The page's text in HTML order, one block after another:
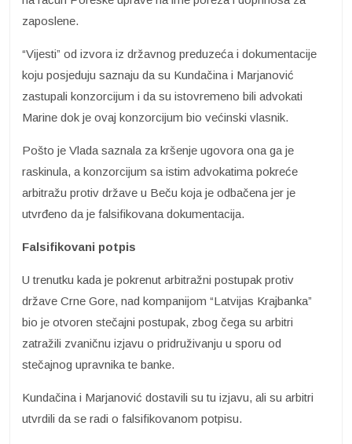
zaposlene.
“Vijesti” od izvora iz državnog preduzeća i dokumentacije
koju posjeduju saznaju da su Kundačina i Marjanović
zastupali konzorcijum i da su istovremeno bili advokati
Marine dok je ovaj konzorcijum bio većinski vlasnik.
Pošto je Vlada saznala za kršenje ugovora ona ga je
raskinula, a konzorcijum sa istim advokatima pokreće
arbitražu protiv države u Beču koja je odbačena jer je
utvrđeno da je falsifikovana dokumentacija.
Falsifikovani potpis
U trenutku kada je pokrenut arbitražni postupak protiv
države Crne Gore, nad kompanijom “Latvijas Krajbanka”
bio je otvoren stečajni postupak, zbog čega su arbitri
zatražili zvaničnu izjavu o pridruživanju u sporu od
stečajnog upravnika te banke.
Kundačina i Marjanović dostavili su tu izjavu, ali su arbitri
utvrdili da se radi o falsifikovanom potpisu.